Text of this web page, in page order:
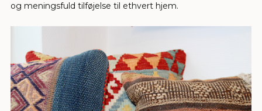
og meningsfuld tilføjelse til ethvert hjem.